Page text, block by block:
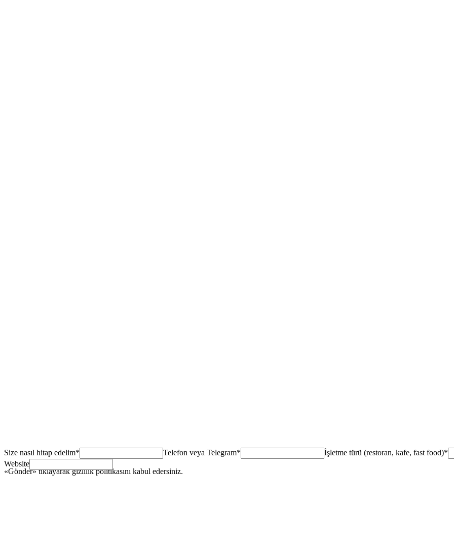
Size nasıl hitap edelim* Telefon veya Telegram* İşletme türü (restoran, kafe, fast food)*
Website
«Gönder» tıklayarak gizlilik politikasını kabul edersiniz.